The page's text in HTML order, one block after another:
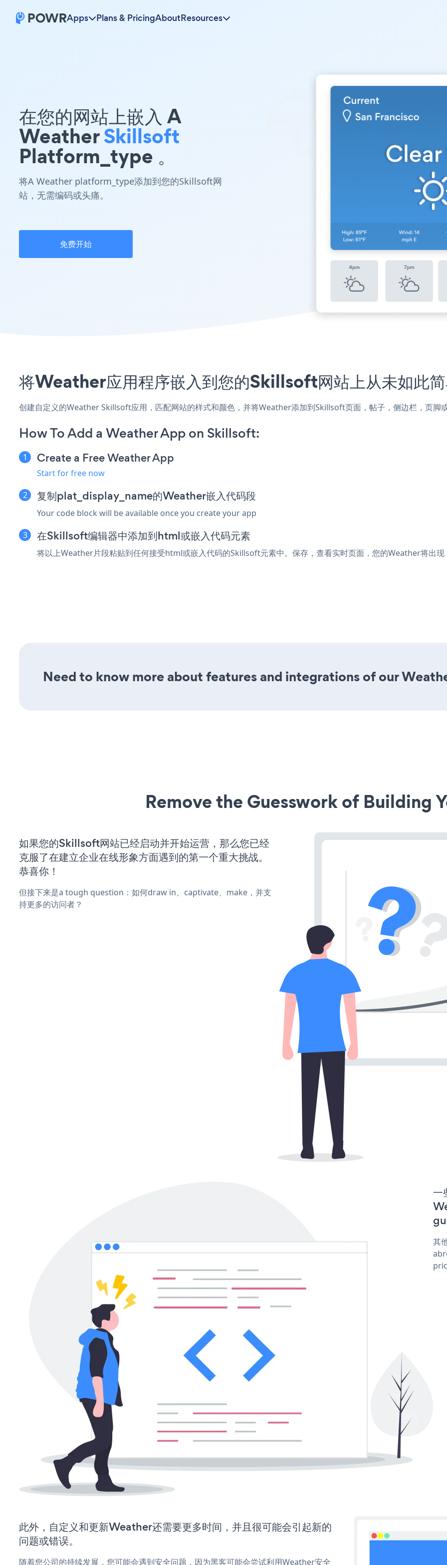
Apps Plans & PricingAboutResources
在您的网站上嵌入 A
WeatherSkillsoft
Platform_type 。
将A Weather platform_type添加到您的Skillsoft网
站，无需编码或头痛。
免费开始
将Weather应用程序嵌入到您的Skillsoft网站上从未如此
创建自定义的Weather Skillsoft应用，匹配网站的样式和颜色，并将Weather添加到Skillsoft页面，帖子，侧边栏，页脚
How To Add a Weather App on Skillsoft:
Create a Free Weather App
Start for free now
复制plat_display_name的Weather嵌入代码段
Your code block will be available once you create your app
在Skillsoft编辑器中添加到html或嵌入代码元素
将以上Weather片段粘贴到任何接受html或嵌入代码的Skillsoft元素中。保存，查看实时页面，您的Weather将出现
Need to know more about features and integrations of our
Remove the Guesswork of Building
如果您的Skillsoft网站已经启动并开始运营，那么您已经
克服了在建立企业在线形象方面遇到的第一个重大挑战。
恭喜你！
但接下来是a tough question：如何draw in、captivate、make，并支
持更多的访问者？
一
其
此外，自定义和更新Weather还需要更多时间，并且很可能会引起新的
问题或错误。
随着您公司的持续发展，您可能会遇到安全问题，因为黑客可能会尝试利用Weather安全